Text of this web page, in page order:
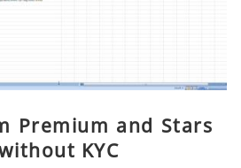
Premium and Stars
KYC